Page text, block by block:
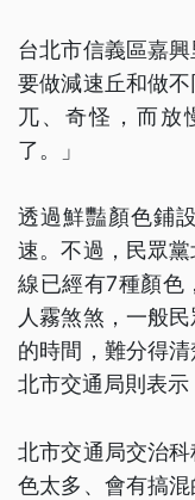
台北市信義區嘉
要做減速丘和做
兀、奇怪，而放
了。」
透過鮮豔顏色鋪
速。不過，民眾
線已經有7種顏色
人霧煞煞，一般
的時間，難分得
北市交通局則表示
北市交通局交治
色太多、會有搞